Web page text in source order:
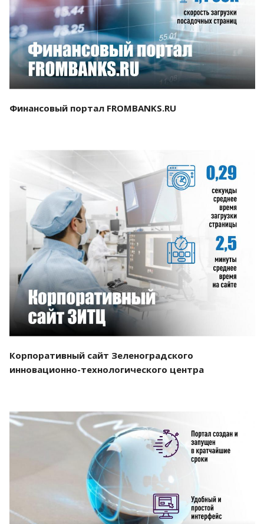
Смотреть проект
Финансовый портал FROMBANKS.RU
Смотреть проект
Корпоративный сайт Зеленоградского
инновационно-технологического центра
Смотреть проект